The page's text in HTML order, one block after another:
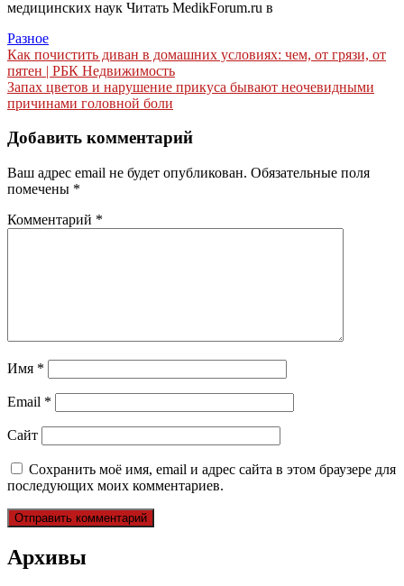
медицинских наук Читать MedikForum.ru в
Разное
Навигация
по
записям
Как почистить диван в домашних условиях: чем, от грязи, от
пятен | РБК Недвижимость
Запах цветов и нарушение прикуса бывают неочевидными
причинами головной боли
Добавить комментарий
Ваш адрес email не будет опубликован. Обязательные поля
помечены *
Комментарий *
Имя *
Email *
Сайт
Сохранить моё имя, email и адрес сайта в этом браузере для
последующих моих комментариев.
Архивы